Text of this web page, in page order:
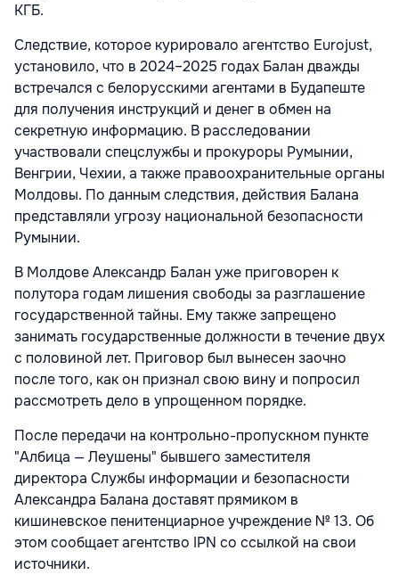
КГБ.
Следствие, которое курировало агентство Eurojust,
установило, что в 2024–2025 годах Балан дважды
встречался с белорусскими агентами в Будапеште
для получения инструкций и денег в обмен на
секретную информацию. В расследовании
участвовали спецслужбы и прокуроры Румынии,
Венгрии, Чехии, а также правоохранительные органы
Молдовы. По данным следствия, действия Балана
представляли угрозу национальной безопасности
Румынии.
В Молдове Александр Балан уже приговорен к
полутора годам лишения свободы за разглашение
государственной тайны. Ему также запрещено
занимать государственные должности в течение двух
с половиной лет. Приговор был вынесен заочно
после того, как он признал свою вину и попросил
рассмотреть дело в упрощенном порядке.
После передачи на контрольно-пропускном пункте
"Албица — Леушены" бывшего заместителя
директора Службы информации и безопасности
Александра Балана доставят прямиком в
кишиневское пенитенциарное учреждение № 13. Об
этом сообщает агентство IPN со ссылкой на свои
источники.